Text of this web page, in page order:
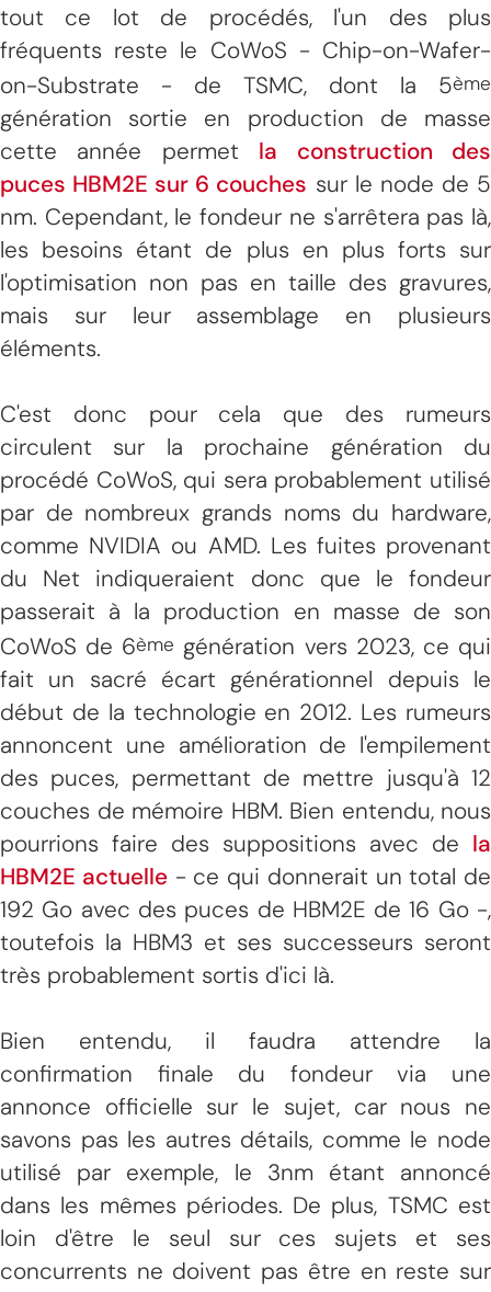
tout ce lot de procédés, l'un des plus
fréquents reste le CoWoS - Chip-on-Wafer-
on-Substrate - de TSMC, dont la 5ème
génération sortie en production de masse
cette année permet la construction des
puces HBM2E sur 6 couches sur le node de 5
nm. Cependant, le fondeur ne s'arrêtera pas là,
les besoins étant de plus en plus forts sur
l'optimisation non pas en taille des gravures,
mais sur leur assemblage en plusieurs
éléments.
C'est donc pour cela que des rumeurs
circulent sur la prochaine génération du
procédé CoWoS, qui sera probablement utilisé
par de nombreux grands noms du hardware,
comme NVIDIA ou AMD. Les fuites provenant
du Net indiqueraient donc que le fondeur
passerait à la production en masse de son
CoWoS de 6ème génération vers 2023, ce qui
fait un sacré écart générationnel depuis le
début de la technologie en 2012. Les rumeurs
annoncent une amélioration de l'empilement
des puces, permettant de mettre jusqu'à 12
couches de mémoire HBM. Bien entendu, nous
pourrions faire des suppositions avec de la
HBM2E actuelle- ce qui donnerait un total de
192 Go avec des puces de HBM2E de 16 Go -,
toutefois la HBM3 et ses successeurs seront
très probablement sortis d'ici là.
Bien entendu, il faudra attendre la
confirmation finale du fondeur via une
annonce officielle sur le sujet, car nous ne
savons pas les autres détails, comme le node
utilisé par exemple, le 3nm étant annoncé
dans les mêmes périodes. De plus, TSMC est
loin d'être le seul sur ces sujets et ses
concurrents ne doivent pas être en reste sur